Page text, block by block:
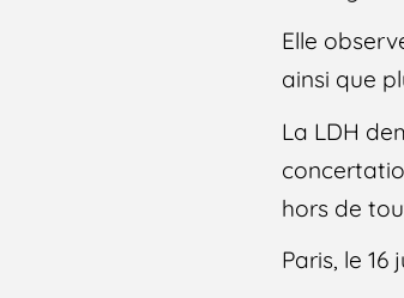
Elle
ainsi que
La LDH
hors de
Paris, le 16